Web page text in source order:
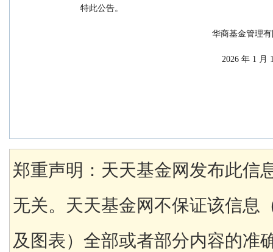
    特此公告。
郑重声明：天天基金网发布此信
无关。天天基金网不保证该信息
及图表）全部或者部分内容的准